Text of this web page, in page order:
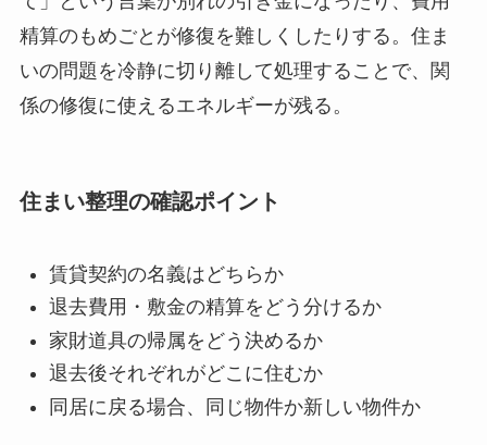
精算のもめごとが修復を難しくしたりする。住ま
いの問題を冷静に切り離して処理することで、関
係の修復に使えるエネルギーが残る。
住まい整理の確認ポイント
賃貸契約の名義はどちらか
退去費用・敷金の精算をどう分けるか
家財道具の帰属をどう決めるか
退去後それぞれがどこに住むか
同居に戻る場合、同じ物件か新しい物件か